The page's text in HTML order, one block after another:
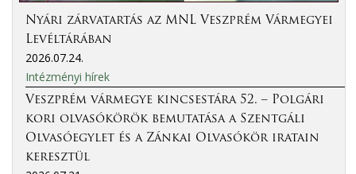
Nyári zárvatartás az MNL Veszprém Vármegyei
Levéltárában
2026.07.24.
Intézményi hírek
Veszprém vármegye kincsestára 52. – Polgári
kori olvasókörök bemutatása a Szentgáli
Olvasóegylet és a Zánkai Olvasókör iratain
keresztül